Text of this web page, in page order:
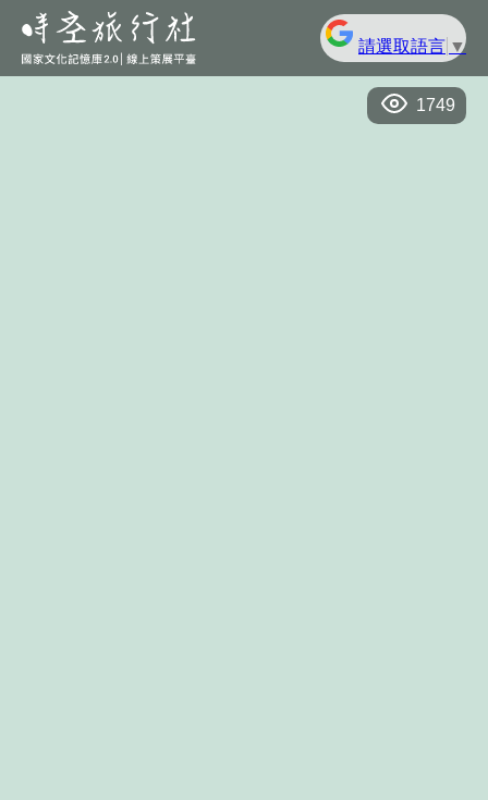
請選取語言 ▼
1749